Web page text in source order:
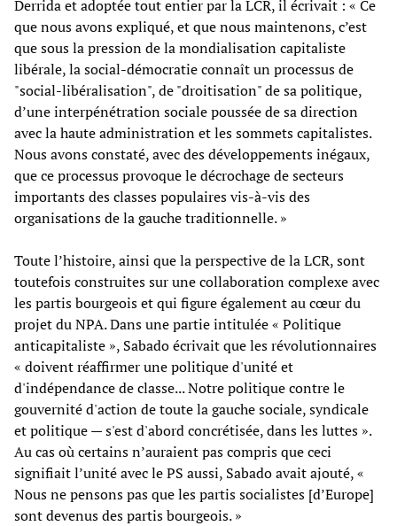
Derrida et adoptée tout entier par la LCR, il écrivait : « Ce
que nous avons expliqué, et que nous maintenons, c’est
que sous la pression de la mondialisation capitaliste
libérale, la social-démocratie connaît un processus de
"social-libéralisation", de "droitisation" de sa politique,
d’une interpénétration sociale poussée de sa direction
avec la haute administration et les sommets capitalistes.
Nous avons constaté, avec des développements inégaux,
que ce processus provoque le décrochage de secteurs
importants des classes populaires vis-à-vis des
organisations de la gauche traditionnelle. »
Toute l’histoire, ainsi que la perspective de la LCR, sont
toutefois construites sur une collaboration complexe avec
les partis bourgeois et qui figure également au cœur du
projet du NPA. Dans une partie intitulée « Politique
anticapitaliste », Sabado écrivait que les révolutionnaires
« doivent réaffirmer une politique d'unité et
d'indépendance de classe... Notre politique contre le
gouvernité d'action de toute la gauche sociale, syndicale
et politique — s'est d'abord concrétisée, dans les luttes ».
Au cas où certains n’auraient pas compris que ceci
signifiait l’unité avec le PS aussi, Sabado avait ajouté, «
Nous ne pensons pas que les partis socialistes [d’Europe]
sont devenus des partis bourgeois. »